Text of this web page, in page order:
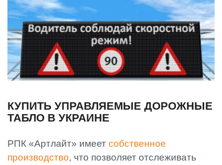
КУПИТЬ УПРАВЛЯЕМЫЕ ДОРОЖНЫЕ
ТАБЛО В УКРАИНЕ
РПК «Артлайт» имеет собственное
производство, что позволяет отслеживать